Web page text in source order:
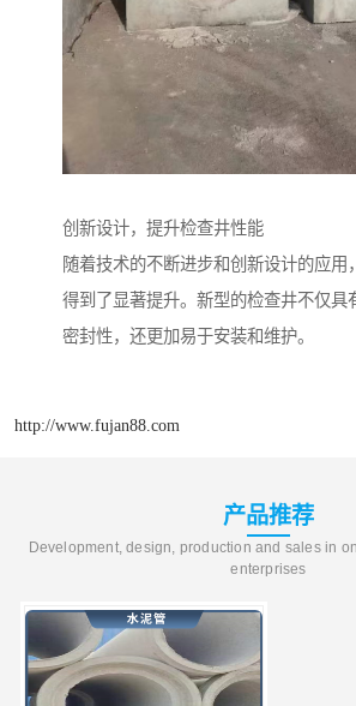
创新设计，提升检查井性能
随着技术的不断进步和创新设计的应用
得到了显著提升。新型的检查井不仅具
密封性，还更加易于安装和维护。
http://www.fujan88.com
产品推荐
Development, design, production and sales in
enterprises